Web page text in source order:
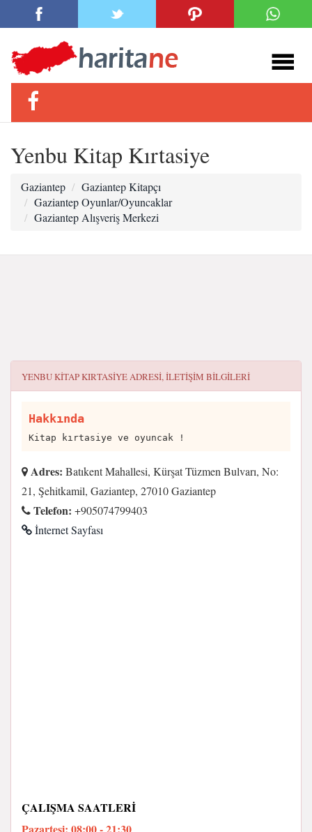
Yenbu Kitap Kırtasiye
Gaziantep
Gaziantep Kitapçı
Gaziantep Oyunlar/Oyuncaklar
Gaziantep Alışveriş Merkezi
YENBU KITAP KIRTASIYEADRESI, ILETIŞIM BILGILERI
Hakkında
Kitap kırtasiye ve oyuncak !
Adres: Batıkent Mahallesi, Kürşat Tüzmen Bulvarı, No:
21, Şehitkamil, Gaziantep, 27010 Gaziantep
Telefon: +905074799403
İnternet Sayfası
ÇALIŞMA SAATLERI